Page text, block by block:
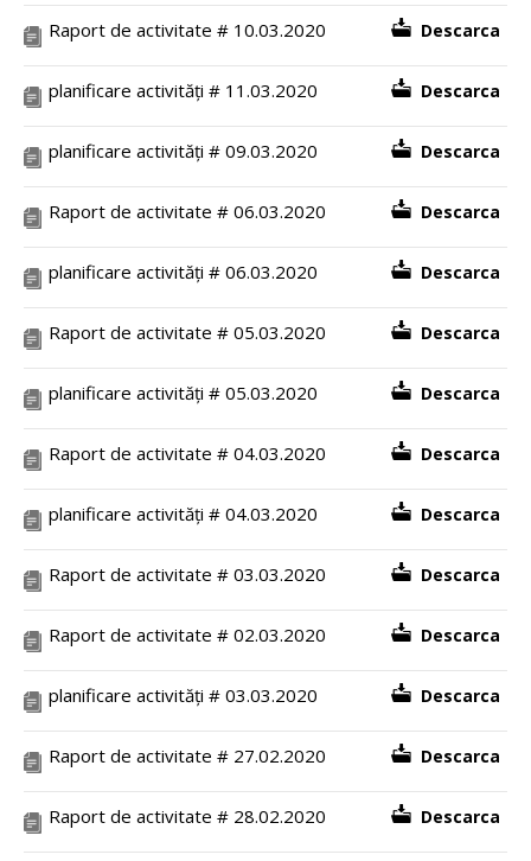
Raport de activitate # 10.03.2020 Descarca
planificare activități # 11.03.2020 Descarca
planificare activități # 09.03.2020 Descarca
Raport de activitate # 06.03.2020 Descarca
planificare activități # 06.03.2020 Descarca
Raport de activitate # 05.03.2020 Descarca
planificare activități # 05.03.2020 Descarca
Raport de activitate # 04.03.2020 Descarca
planificare activități # 04.03.2020 Descarca
Raport de activitate # 03.03.2020 Descarca
Raport de activitate # 02.03.2020 Descarca
planificare activități # 03.03.2020 Descarca
Raport de activitate # 27.02.2020 Descarca
Raport de activitate # 28.02.2020 Descarca